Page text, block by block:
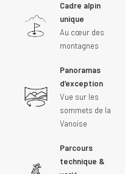
Cadre alpin
unique
Au cœur des
montagnes
Panoramas
d’exception
Vue sur les
sommets de la
Vanoise
Parcours
technique &